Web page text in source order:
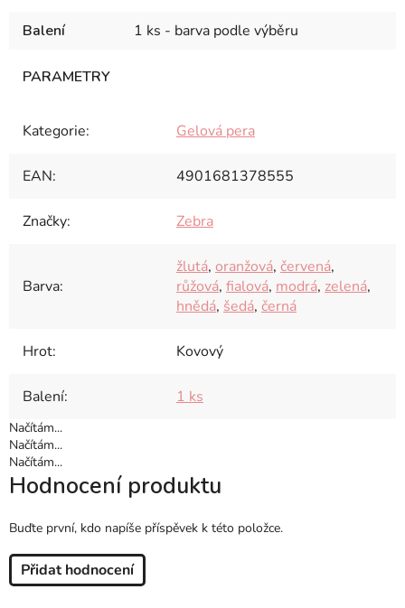
Balení
1 ks - barva podle výběru
Kategorie: Gelová pera
EAN: 4901681378555
Značky: Zebra
Barva:
žlutá, oranžová, červená,
růžová, fialová, modrá, zelená,
hnědá, šedá, černá
Hrot: Kovový
Balení: 1 ks
Načítám...
Načítám...
Načítám...
Hodnocení produktu
Buďte první, kdo napíše příspěvek k této položce.
Přidat hodnocení